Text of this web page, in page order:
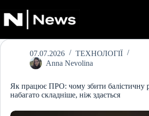
до
вмісту
07.07.2026
ТЕХНОЛОГІЇ
Anna Nevolina
Як працює ПРО: чому збити балістичну
набагато складніше, ніж здається